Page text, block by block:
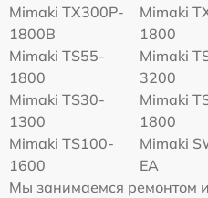
Mimaki TX300P-
1800B
Mimaki
1800
Mimaki TS55-
1800
Mimaki
3200
Mimaki TS30-
1300
Mimaki
1800
Mimaki TS100-
1600
Mimaki
EA
Мы занимаемся ремонтом